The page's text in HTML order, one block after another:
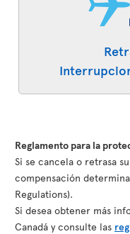
Reglamento para la
Si se cancela o retrasa
compensación
Regulations).
Si desea obtener más
Canadá y consulte las